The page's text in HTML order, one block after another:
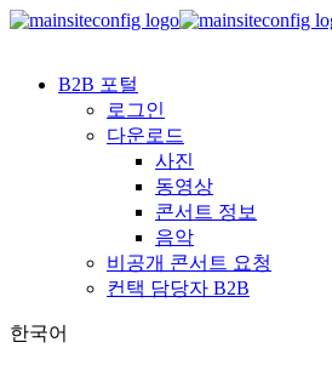
B2B 포털
로그인
다운로드
사진
동영상
콘서트 정보
음악
비공개 콘서트 요청
컨택 담당자 B2B
한국어